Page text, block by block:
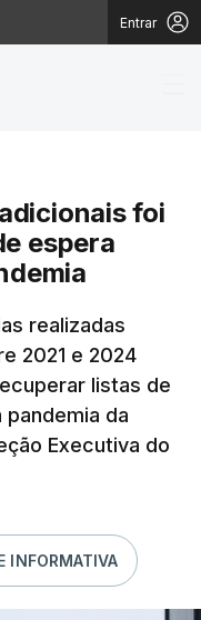
Entrar
foi
espera
realizadas
2021 e 2024
listas de
da
Executiva do
INFORMATIVA